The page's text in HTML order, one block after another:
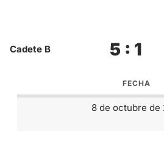
Cadete B 5 : 1
FECHA
8 de octubre de